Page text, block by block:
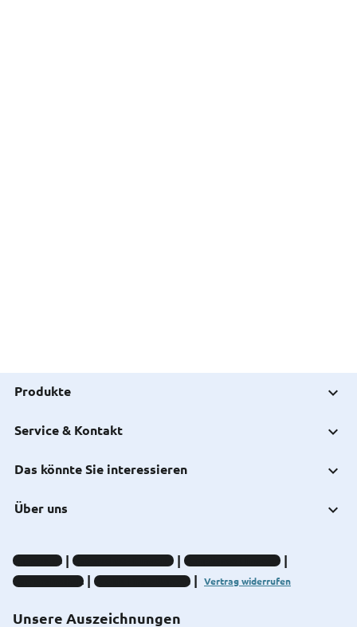
Produkte
Service & Kontakt
Das könnte Sie interessieren
Über uns
Unsere Auszeichnungen
Impressum Datenschutz-Hinweise
Compliance-Hinweise
Barrierefreiheit
Cookie-Einstellungen Vertrag widerrufen